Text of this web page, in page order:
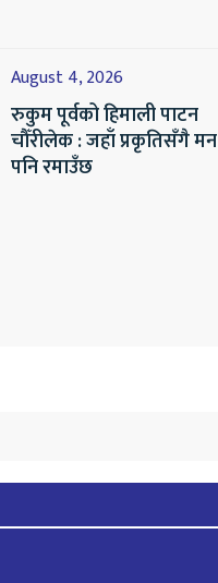
August 4, 2026
रुकुम पूर्वको हिमाली पाटन
चौँरीलेक : जहाँ प्रकृतिसँगै मन
पनि रमाउँछ